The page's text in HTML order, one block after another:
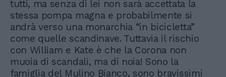
tutti, ma senza di lei non sarà accettata la
stessa pompa magna e probabilmente si
andrà verso una monarchia “in bicicletta”
come quelle scandinave. Tuttavia il rischio
con William e Kate è che la Corona non
muoia di scandali, ma di noia! Sono la
famiglia del Mulino Bianco, sono bravissimi